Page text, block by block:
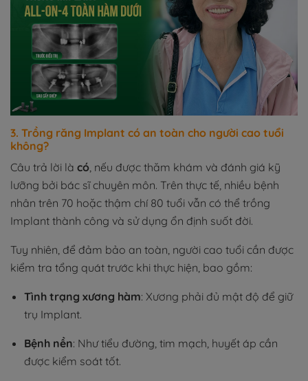
3. Trồng răng Implant có an toàn cho người cao tuổi
không?
Câu trả lời là có, nếu được thăm khám và đánh giá kỹ
lưỡng bởi bác sĩ chuyên môn. Trên thực tế, nhiều bệnh
nhân trên 70 hoặc thậm chí 80 tuổi vẫn có thể trồng
Implant thành công và sử dụng ổn định suốt đời.
Tuy nhiên, để đảm bảo an toàn, người cao tuổi cần được
kiểm tra tổng quát trước khi thực hiện, bao gồm:
Tình trạng xương hàm: Xương phải đủ mật độ để giữ
trụ Implant.
Bệnh nền: Như tiểu đường, tim mạch, huyết áp cần
được kiểm soát tốt.